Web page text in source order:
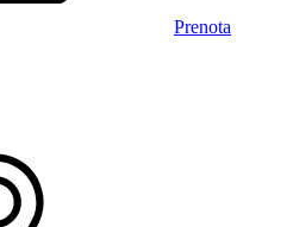
Prenota